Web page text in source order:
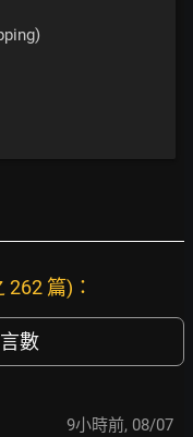
262 篇)：
數
9小時前, 08/07